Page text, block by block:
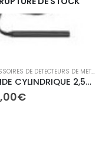
ACCESSOIRES DE DETECTEURS DE METAUX
SONDE CYLINDRIQUE 2,5X26CMS-10M DE CABLE
€